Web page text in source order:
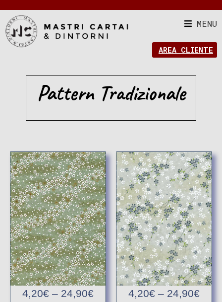
MENU
AREA CLIENTE
Pattern Tradizionale
4,20€ – 24,90€ 4,20€ – 24,90€